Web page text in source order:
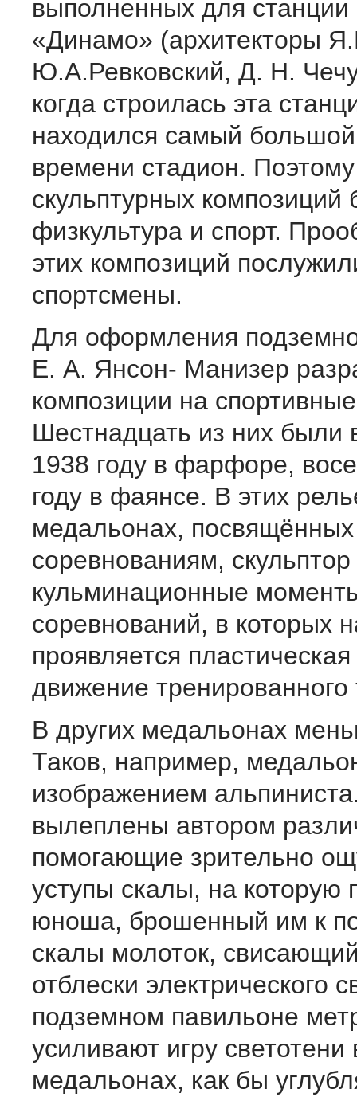
выполненных для станции
«Динамо» (архитекторы
Ю.А.Ревковский, Д. Н.
когда строилась эта
находился самый большой
времени стадион.
скульптурных композиций
физкультура и спорт.
этих композиций
спортсмены.
Для оформления
Е. А. Янсон- Манизер
композиции на
Шестнадцать из них были
1938 году в фарфоре,
году в фаянсе. В этих
медальонах,
соревнованиям,
кульминационные
соревнований, в которых
проявляется
движение тренированного
В других медальонах
Таков, например,
изображением
вылеплены автором
помогающие зрительно
уступы скалы, на которую
юноша, брошенный им к
скалы молоток,
отблески электрического
подземном павильоне
усиливают игру светотени
медальонах, как бы